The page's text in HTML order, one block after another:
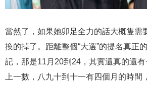
當然了，如果她卯足全力的話大概隻需
換的掉了。距離整個“大選”的提名真正
記，那是11月20到24，其實還真的還
上一數，八九十到十一有四個月的時